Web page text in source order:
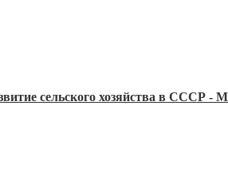
сельского хозяйства в СССР -